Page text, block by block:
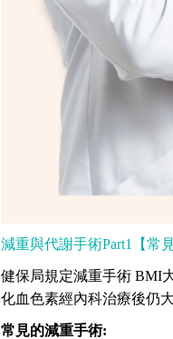
減重與代謝手術Part1【常
健保局規定減重手術 BMI
化血色素經內科治療後仍
常見的減重手術: